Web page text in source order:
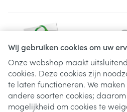
Wij gebruiken cookies om uw
Onze webshop maakt
cookies. Deze cookies zijn
te laten functioneren. We
andere soorten cookies;
mogelijkheid om cookies te
Juridische links